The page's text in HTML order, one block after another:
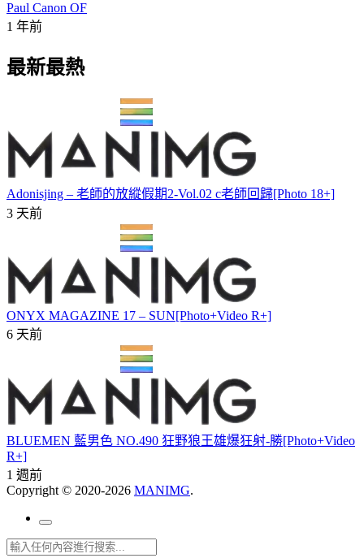
Paul Canon OF
1 年前
最新最熱
Adonisjing – 老師的放縱假期2-Vol.02 c老師回歸[Photo 18+]
3 天前
ONYX MAGAZINE 17 – SUN[Photo+Video R+]
6 天前
BLUEMEN 藍男色 NO.490 狂野狼王雄爆狂射-勝[Photo+Video
R+]
1 週前
Copyright © 2020-2026 MANIMG.